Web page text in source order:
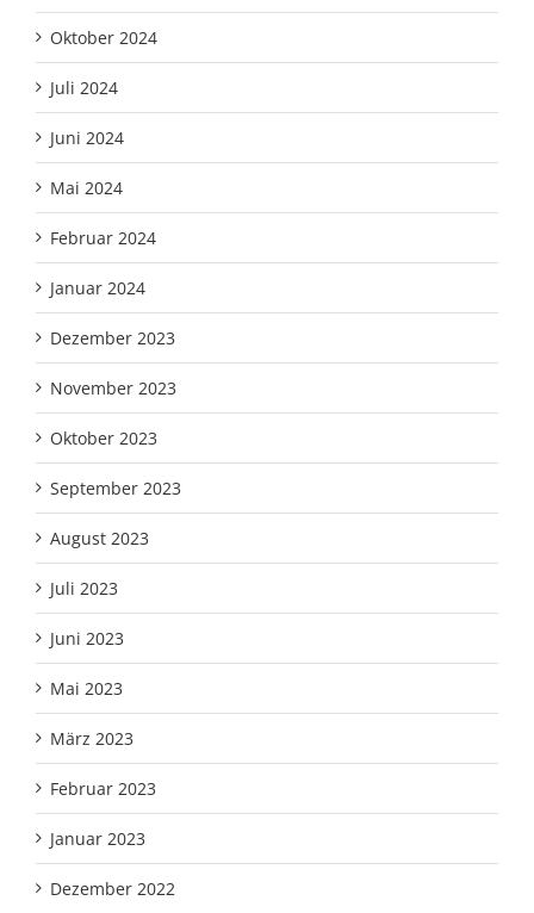
Oktober 2024
Juli 2024
Juni 2024
Mai 2024
Februar 2024
Januar 2024
Dezember 2023
November 2023
Oktober 2023
September 2023
August 2023
Juli 2023
Juni 2023
Mai 2023
März 2023
Februar 2023
Januar 2023
Dezember 2022